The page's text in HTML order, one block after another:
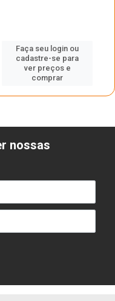
Faça seu login ou
cadastre-se para
ver preços e
comprar
nossas